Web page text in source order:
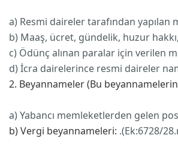
a) Resmi daireler tarafından
b) Maaş, ücret, gündelik, huzur
c) Ödünç alınan paralar için verilen
d) İcra dairelerince resmi daireler
2. Beyannameler (Bu
a) Yabancı memleketlerden gelen
b) Vergi beyannameleri: .(Ek:6728/